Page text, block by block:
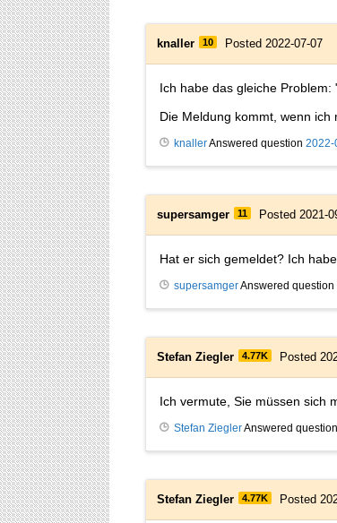
knaller 10 Posted 2022-07-07
Ich habe das gleiche
Die Meldung kommt, wenn
knallerAnswered question 2022-
supersamger 11 Posted 2021-
Hat er sich gemeldet? Ich
supersamgerAnswered question
Stefan Ziegler 4.77K Posted
Ich vermute, Sie müssen sich
Stefan ZieglerAnswered question
Stefan Ziegler 4.77K Posted